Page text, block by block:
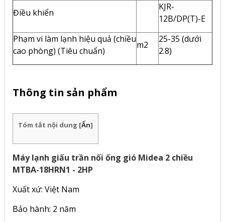
Điều khiển
KJR-
12B/DP(T)-E
Phạm vi làm lạnh hiệu quả (chiều
cao phòng) (Tiêu chuẩn)
m2
25-35 (dưới
2.8)
Thông tin sản phẩm
Tóm tắt nội dung [Ẩn]
Máy lạnh giấu trần nối ống gió Midea 2 chiều
MTBA-18HRN1 - 2HP
Xuất xứ: Việt Nam
Bảo hành: 2 năm